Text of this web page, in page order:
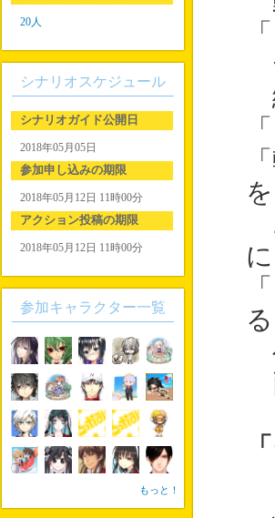
を
る
20人
シナリオスケジュール
シナリオガイド公開日
2018年05月05日
参加申し込みの期限
2018年05月12日 11時00分
アクション投稿の期限
2018年05月12日 11時00分
参加キャラクター一覧
もっと！